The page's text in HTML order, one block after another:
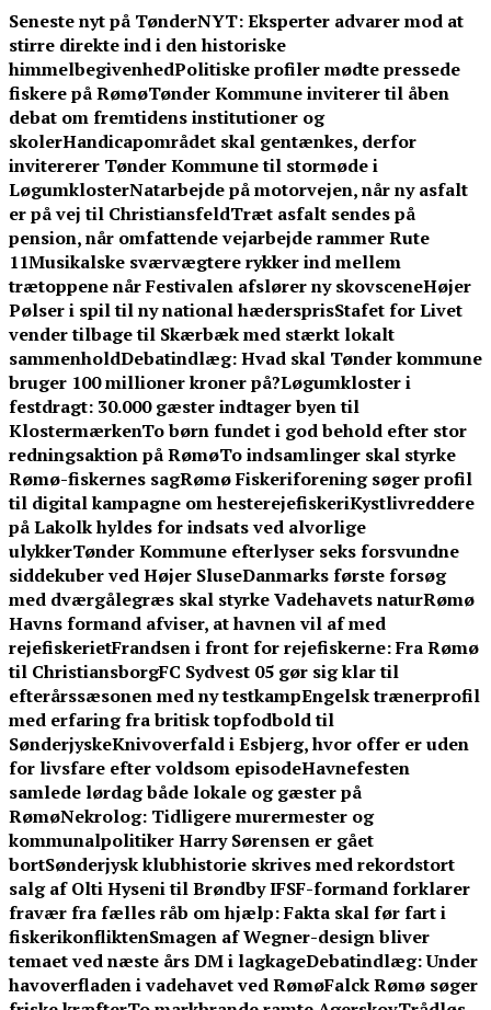
Skip
to
content
Seneste nyt på TønderNYT:Eksperter advarer mod at
stirre direkte ind i den historiske
himmelbegivenhedPolitiske profiler mødte pressede
fiskere på RømøTønder Kommune inviterer til åben
debat om fremtidens institutioner og
skolerHandicapområdet skal gentænkes, derfor
invitererer Tønder Kommune til stormøde i
LøgumklosterNatarbejde på motorvejen, når ny asfalt
er på vej til ChristiansfeldTræt asfalt sendes på
pension, når omfattende vejarbejde rammer Rute
11Musikalske sværvægtere rykker ind mellem
trætoppene når Festivalen afslører ny skovsceneHøjer
Pølser i spil til ny national hædersprisStafet for Livet
vender tilbage til Skærbæk med stærkt lokalt
sammenholdDebatindlæg: Hvad skal Tønder kommune
bruger 100 millioner kroner på?Løgumkloster i
festdragt: 30.000 gæster indtager byen til
KlostermærkenTo børn fundet i god behold efter stor
redningsaktion på RømøTo indsamlinger skal styrke
Rømø-fiskernes sagRømø Fiskeriforening søger profil
til digital kampagne om hesterejefiskeriKystlivreddere
på Lakolk hyldes for indsats ved alvorlige
ulykkerTønder Kommune efterlyser seks forsvundne
siddekuber ved Højer SluseDanmarks første forsøg
med dværgålegræs skal styrke Vadehavets naturRømø
Havns formand afviser, at havnen vil af med
rejefiskerietFrandsen i front for rejefiskerne: Fra Rømø
til ChristiansborgFC Sydvest 05 gør sig klar til
efterårssæsonen med ny testkampEngelsk trænerprofil
med erfaring fra britisk topfodbold til
SønderjyskeKnivoverfald i Esbjerg, hvor offer er uden
for livsfare efter voldsom episodeHavnefesten
samlede lørdag både lokale og gæster på
RømøNekrolog: Tidligere murermester og
kommunalpolitiker Harry Sørensen er gået
bortSønderjysk klubhistorie skrives med rekordstort
salg af Olti Hyseni til Brøndby IFSF-formand forklarer
fravær fra fælles råb om hjælp: Fakta skal før fart i
fiskerikonfliktenSmagen af Wegner-design bliver
temaet ved næste års DM i lagkageDebatindlæg: Under
havoverfladen i vadehavet ved RømøFalck Rømø søger